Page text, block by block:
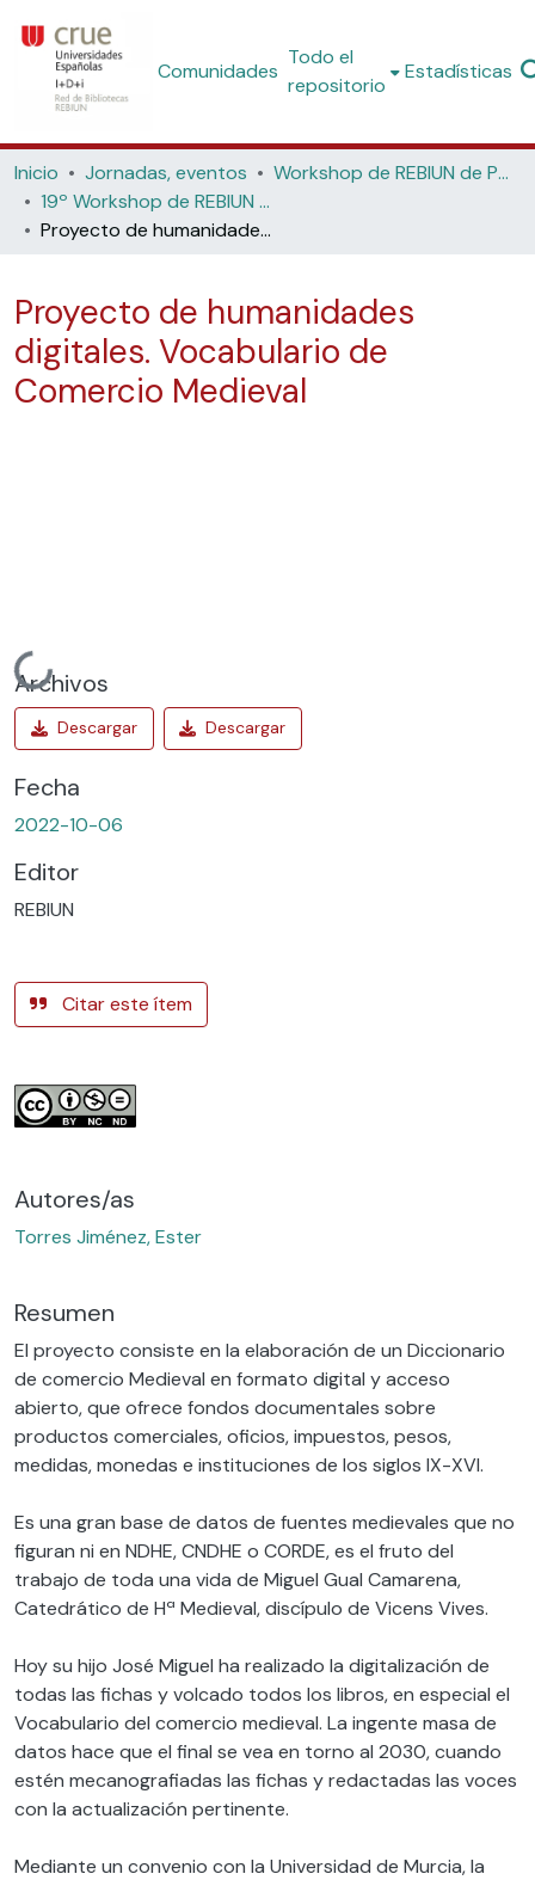
Comunidades
Todo el
repositorio
Estadísticas
Inicio Jornadas, eventos
Workshop de REBIUN de Proyectos Digitales
19º Workshop de REBIUN de Proyectos Digitales: Sostenibilidad para las bibliotecas del siglo XXI (Universidad de Las Palmas de Gran Canaria, 2022)
Proyecto de humanidades digitales. Vocabulario de Comercio Medieval
Proyecto de humanidades
digitales. Vocabulario de
Comercio Medieval
Cargando...
Archivos
Fecha
2022-10-06
Editor
REBIUN
Citar este ítem
Autores/as
Torres Jiménez, Ester
Resumen
El proyecto consiste en la elaboración de un Diccionario
de comercio Medieval en formato digital y acceso
abierto, que ofrece fondos documentales sobre
productos comerciales, oficios, impuestos, pesos,
medidas, monedas e instituciones de los siglos IX-XVI.
Es una gran base de datos de fuentes medievales que no
figuran ni en NDHE, CNDHE o CORDE, es el fruto del
trabajo de toda una vida de Miguel Gual Camarena,
Catedrático de Hª Medieval, discípulo de Vicens Vives.
Hoy su hijo José Miguel ha realizado la digitalización de
todas las fichas y volcado todos los libros, en especial el
Vocabulario del comercio medieval. La ingente masa de
datos hace que el final se vea en torno al 2030, cuando
estén mecanografiadas las fichas y redactadas las voces
con la actualización pertinente.
Mediante un convenio con la Universidad de Murcia, la